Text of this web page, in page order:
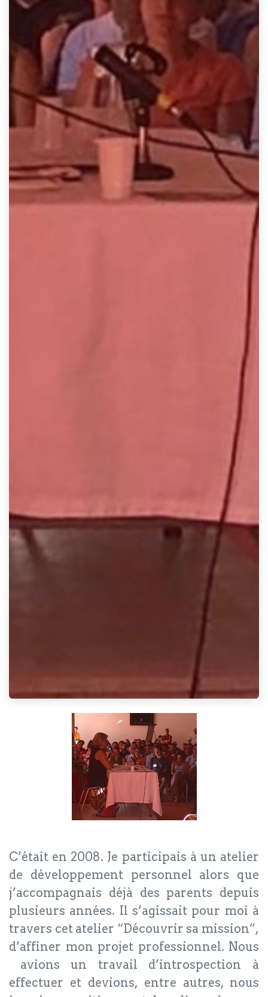
C’était en 2008. Je participais à un atelier
de développement personnel alors que
j’accompagnais déjà des parents depuis
plusieurs années. Il s’agissait pour moi à
travers cet atelier “Découvrir sa mission”,
d’affiner mon projet professionnel. Nous
avions un travail d’introspection à
effectuer et devions, entre autres, nous